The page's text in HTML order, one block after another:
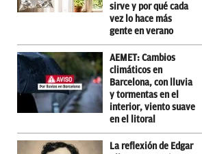
sirve y por qué cada
vez lo hace más
gente en verano
AEMET: Cambios
climáticos en
Barcelona, con lluvia
y tormentas en el
interior, viento suave
en el litoral
La reflexión de Edgar